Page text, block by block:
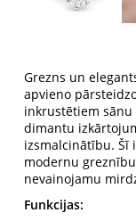
Grezns un
apvieno
inkrustētiem
dimantu
izsmalcinātību. Šī
modernu
nevainojamu
Funkcijas: